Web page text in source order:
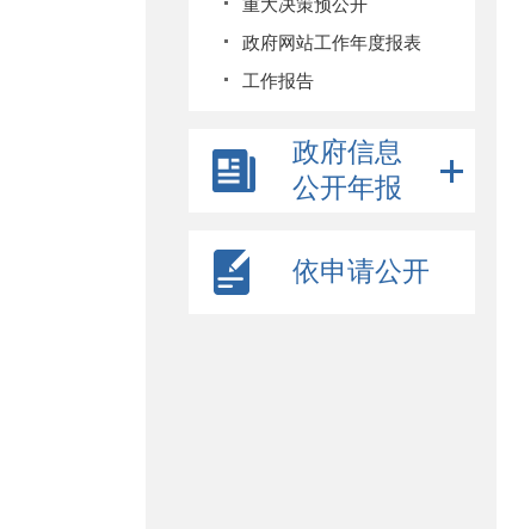
政府网站工作年度报表
工作报告
政府信息
公开年报
依申请公开